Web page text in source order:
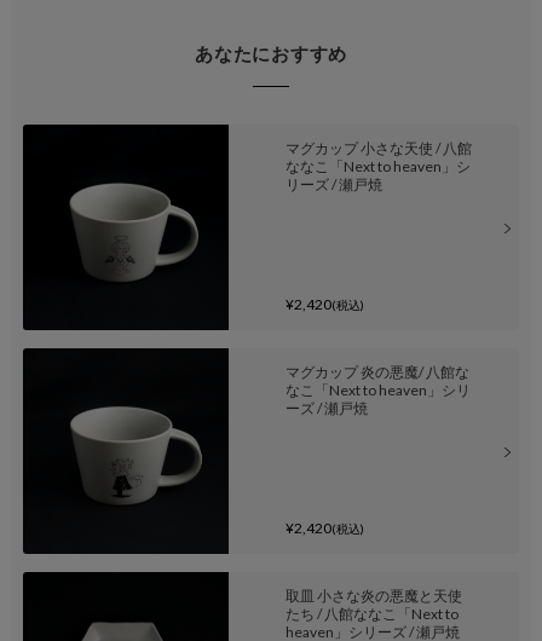
あなたにおすすめ
マグカップ 小さな天使 / 八館
ななこ「Next to heaven」シ
リーズ / 瀬戸焼
¥2,420(税込)
マグカップ 炎の悪魔/ 八館な
なこ「Next to heaven」シリ
ーズ / 瀬戸焼
¥2,420(税込)
取皿 小さな炎の悪魔と天使
たち / 八館ななこ「Next to
heaven」シリーズ / 瀬戸焼